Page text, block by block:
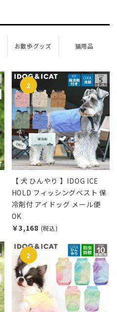
お散歩グッズ 猫用品
【 犬 ひんやり 】IDOG ICE
HOLD フィッシングベスト 保
冷剤付 アイドッグ メール便
OK
￥3,168 (税込)